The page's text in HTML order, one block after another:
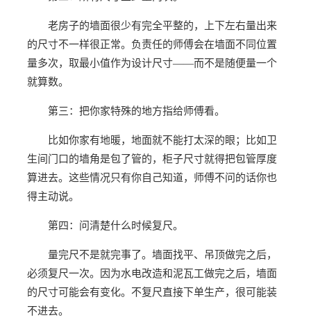
老房子的墙面很少有完全平整的，上下左右量出来
的尺寸不一样很正常。负责任的师傅会在墙面不同位置
量多次，取最小值作为设计尺寸——而不是随便量一个
就算数。
第三：把你家特殊的地方指给师傅看。
比如你家有地暖，地面就不能打太深的眼；比如卫
生间门口的墙角是包了管的，柜子尺寸就得把包管厚度
算进去。这些情况只有你自己知道，师傅不问的话你也
得主动说。
第四：问清楚什么时候复尺。
量完尺不是就完事了。墙面找平、吊顶做完之后，
必须复尺一次。因为水电改造和泥瓦工做完之后，墙面
的尺寸可能会有变化。不复尺直接下单生产，很可能装
不进去。